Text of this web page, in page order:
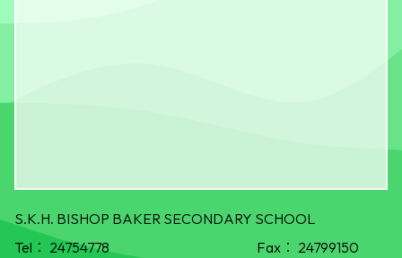
S.K.H. BISHOP BAKER SECONDARY SCHOOL
Tel： 24754778 Fax： 24799150